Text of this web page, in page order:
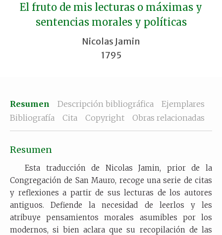
El fruto de mis lecturas o máximas y
sentencias morales y políticas
Nicolas Jamin
1795
Resumen Descripción bibliográfica
Ejemplares
Bibliografía
Cita Copyright Obras relacionadas
Resumen
Esta traducción de Nicolas Jamin, prior de la
Congregación de San Mauro, recoge una serie de citas
y reflexiones a partir de sus lecturas de los autores
antiguos. Defiende la necesidad de leerlos y les
atribuye pensamientos morales asumibles por los
modernos, si bien aclara que su recopilación de las